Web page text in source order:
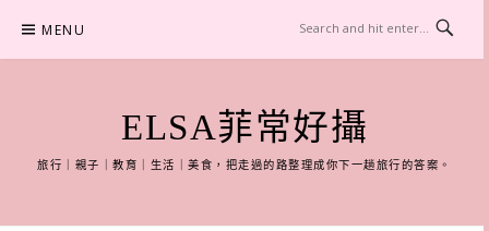
content
MENU
ELSA菲常好攝
旅行｜親子｜教育｜生活｜美食，把走過的路整理成你下一趟旅行的答案。